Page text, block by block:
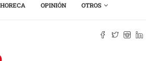
HORECA OPINIÓN OTROS